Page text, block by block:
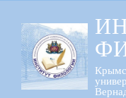
содержанию